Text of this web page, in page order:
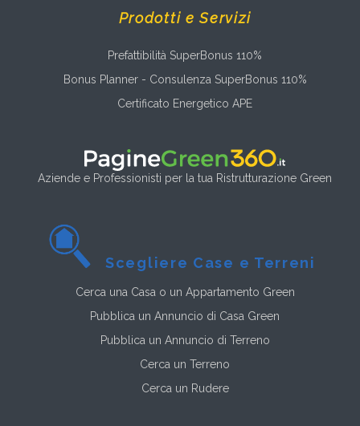
Prodotti e Servizi
Prefattibilità SuperBonus 110%
Bonus Planner - Consulenza SuperBonus 110%
Certificato Energetico APE
Aziende e Professionisti per la tua Ristrutturazione Green
Scegliere Case e Terreni
Cerca una Casa o un Appartamento Green
Pubblica un Annuncio di Casa Green
Pubblica un Annuncio di Terreno
Cerca un Terreno
Cerca un Rudere